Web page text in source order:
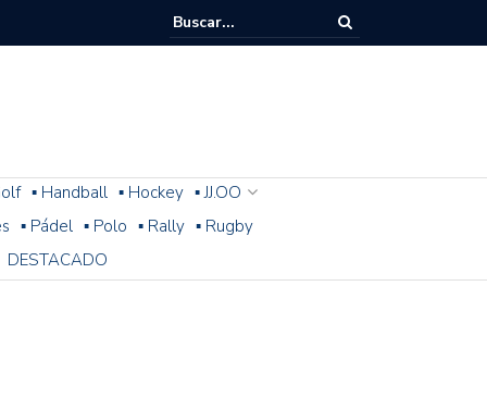
▪ Handball ▪ Hockey ▪ JJ.OO
▪ Pádel ▪ Polo ▪ Rally ▪ Rugby
DESTACADO